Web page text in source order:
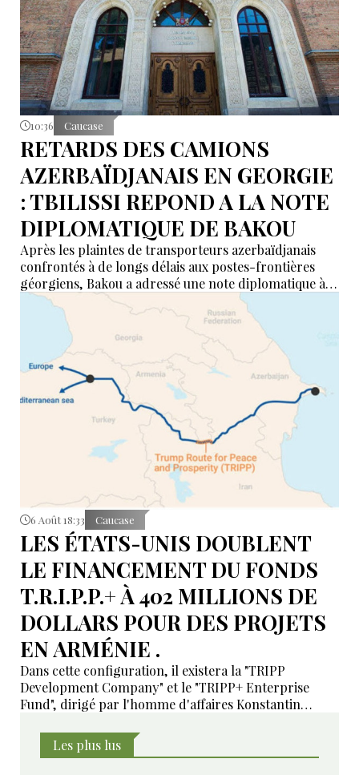
10:36 Caucase
RETARDS DES CAMIONS
AZERBAÏDJANAIS EN GEORGIE
: TBILISSI REPOND A LA NOTE
DIPLOMATIQUE DE BAKOU
Après les plaintes de transporteurs azerbaïdjanais
confrontés à de longs délais aux postes-frontières
géorgiens, Bakou a adressé une note diplomatique à
Tbilissi. Le ministère géorgien des Affaires étrangères
affirme avoir transmis la demande aux autorités
compétentes et annoncé des mesures pour examiner
les violations signalées.
6 Août 18:33 Caucase
LES ÉTATS-UNIS DOUBLENT
LE FINANCEMENT DU FONDS
T.R.I.P.P.+ À 402 MILLIONS DE
DOLLARS POUR DES PROJETS
EN ARMÉNIE .
Dans cette configuration, il existera la "TRIPP
Development Company" et le "TRIPP+ Enterprise
Fund", dirigé par l'homme d'affaires Konstantin
Les plus lus